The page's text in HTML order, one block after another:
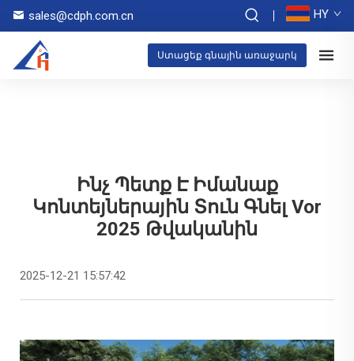
sales@cdph.com.cn HY
Ստացեք գնային առաջարկ
Ինչ Պետք Է Իմանաք
Կոնտեյներային Տուն Գնել Vor
2025 Թվականին
2025-12-21 15:57:42